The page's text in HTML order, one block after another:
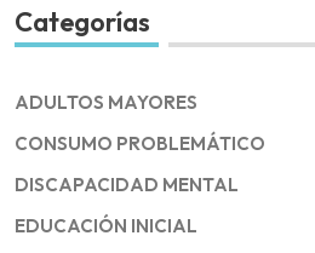
Categorías
ADULTOS MAYORES
CONSUMO PROBLEMÁTICO
DISCAPACIDAD MENTAL
EDUCACIÓN INICIAL